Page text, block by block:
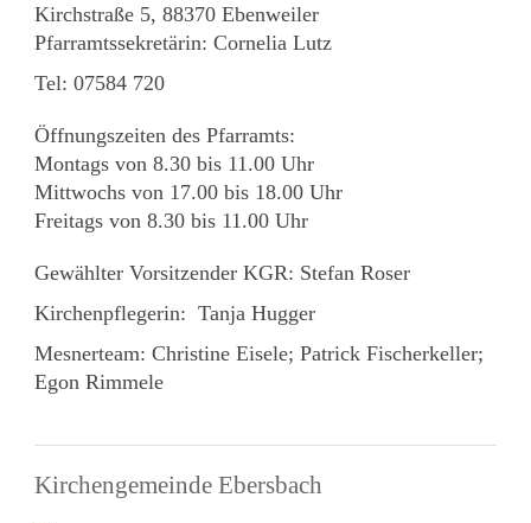
Kirchstraße 5, 88370 Ebenweiler
Pfarramtssekretärin: Cornelia Lutz
Tel: 07584 720
Öffnungszeiten des Pfarramts:
Montags von 8.30 bis 11.00 Uhr
Mittwochs von 17.00 bis 18.00 Uhr
Freitags von 8.30 bis 11.00 Uhr
Gewählter Vorsitzender KGR: Stefan Roser
Kirchenpflegerin: Tanja Hugger
Mesnerteam: Christine Eisele; Patrick Fischerkeller;
Egon Rimmele
Kirchengemeinde Ebersbach